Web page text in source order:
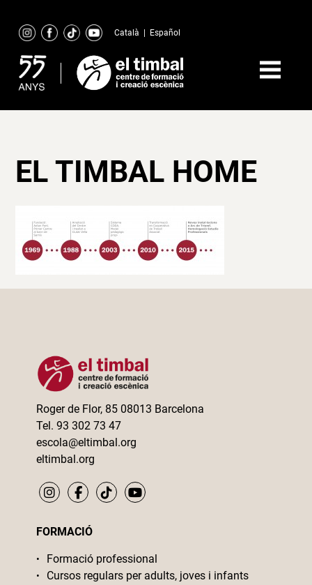
content
Català Español
EL TIMBAL HOME
Roger de Flor, 85 08013 Barcelona
Tel. 93 302 73 47
escola@eltimbal.org
eltimbal.org
FORMACIÓ
Formació professional
Cursos regulars per adults, joves i infants